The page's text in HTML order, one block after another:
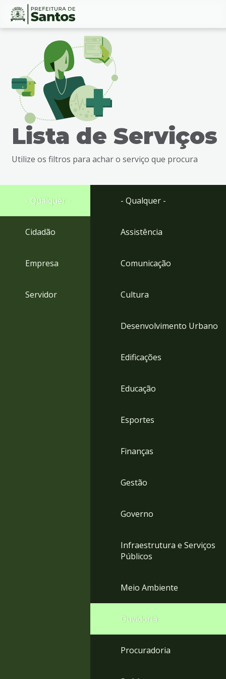
Ir
busca
Ir
rodapé
Conteúdo
Lista de Serviços
Utilize os filtros para achar o serviço que procura
- Qualquer -
Cidadão
Empresa
Servidor
- Qualquer -
Assistência
Comunicação
Cultura
Desenvolvimento Urbano
Edificações
Educação
Esportes
Finanças
Gestão
Governo
Infraestrutura e Serviços
Públicos
Meio Ambiente
Ouvidoria
Procuradoria